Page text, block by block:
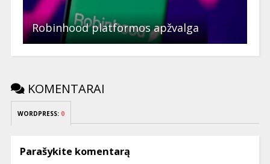
Robinhood platformos apžvalga
KOMENTARAI
WORDPRESS: 0
Parašykite komentarą